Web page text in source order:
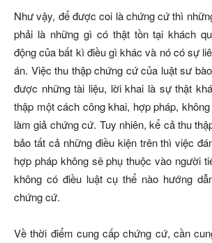
Như vậy, để được coi là chứng cứ thì
phải là những gì có thật tồn tại khách
động của bất kì điều gì khác và nó có sự
án. Việc thu thập chứng cứ của luật sư
được những tài liệu, lời khai là sự thật
thập một cách công khai, hợp pháp,
làm giả chứng cứ. Tuy nhiên, kể cả thu
bảo tất cả những điều kiện trên thì việc
hợp pháp không sẽ phụ thuộc vào người
không có điều luật cụ thể nào hướng
chứng cứ.
Về thời điểm cung cấp chứng cứ, cần